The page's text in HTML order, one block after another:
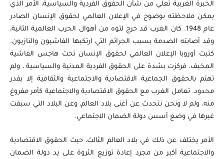
الخبرة الغربية تعلي من شأن الحقوق الفردية والسياسية، الأمر الذي
يمكن ملاحظته بوضوح في الإعلان العالمي لحقوق الإنسان الصادر
عام 1948. كان الغرب قد خرج لتوه من أهوال الحرب العالمية الثانية،
وقد أصابته الصدمة بسبب الجرائم التي ارتكبها الفاشيون والنازيون.
كتبت أوروبا الإعلان العالمي لحقوق الإنسان تحت هاجس الفاشية
المخيف، فركزت بشدة على الحقوق الفردية المدنية والسياسية ، ولم
تهتم بالحقوق الجماعية الاقتصادية والاجتماعية والثقافية إلا بقدر
محدود. تعامل الغرب مع الحقوق الاقتصادية والاجتماعية كأمر مفروغ
منه، ولم لا ونحن نتحدث عن أغنى بلاد العالم، وعن البلاد التي سبقت
غيرها في وضع أسس دولة الضمان الاجتماعي.
الأمر يختلف عن ذلك في بلاد العالم الثالث، حيث الحقوق الاقتصادية
والاجتماعية أكبر من مجرد إعادة توزيع الثروة على يد دولة الضمان